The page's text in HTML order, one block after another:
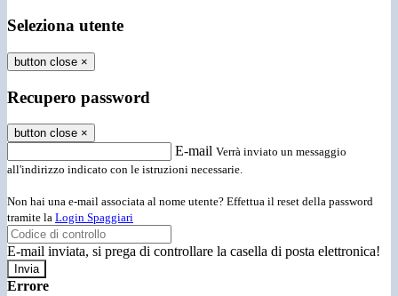
Seleziona utente
button close ×
Recupero password
button close ×
E-mail Verrà inviato un messaggio
all'indirizzo indicato con le istruzioni necessarie.
Non hai una e-mail associata al nome utente? Effettua il reset della password
tramite la Login Spaggiari
E-mail inviata, si prega di controllare la casella di posta elettronica!
Errore